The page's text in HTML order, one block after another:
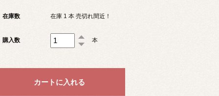
在庫数 在庫 1 本 売切れ間近！
購入数 本